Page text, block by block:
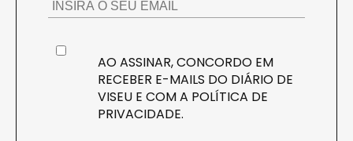
AO ASSINAR, CONCORDO EM
RECEBER E-MAILS DO DIÁRIO DE
VISEU E COM A POLÍTICA DE
PRIVACIDADE.